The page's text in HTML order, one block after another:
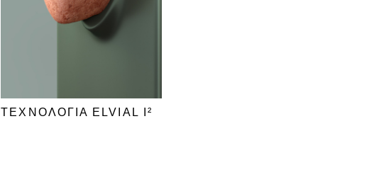
ΤΕΧΝΟΛΟΓΙΑ ELVIAL I²